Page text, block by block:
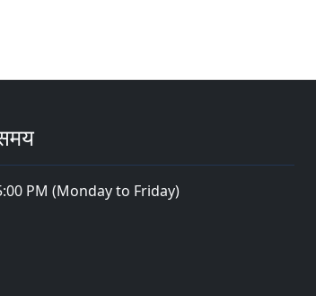
PM (Monday to Friday)